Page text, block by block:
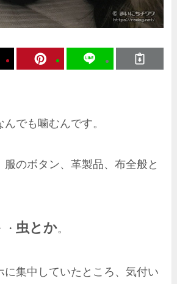
でも噛むんです。
服のボタン、革製品、布全般と
虫とか。
に集中していたところ、気付い